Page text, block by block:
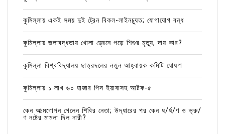
কুমিল্লায় একই সময় দুই ট্রেন বিকল-লাইনচ্যুত; যোগাযোগ বন্ধ
কুমিল্লায় জলাবদ্ধতায় খোলা ড্রেনে পড়ে শিশুর মৃত্যু, দায় কার?
কুমিল্লা বিশ্ববিদ্যালয় ছাত্রদলের নতুন আহ্বায়ক কমিটি ঘোষণা
কুমিল্লায় ১ লাখ ৬০ হাজার পিস ইয়াবাসহ আটক-৫
কেন আত্মগোপন গেলেন শিবির নেতা; উদ্ধারের পর কেন ধ/র্ষ/ণ ও ভ্রু/
ণ নষ্টের মামলা দিল নারী?